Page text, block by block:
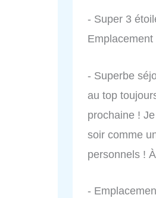
- Super 3
- Superbe
au top
prochaine !
soir comme
personnels !
-